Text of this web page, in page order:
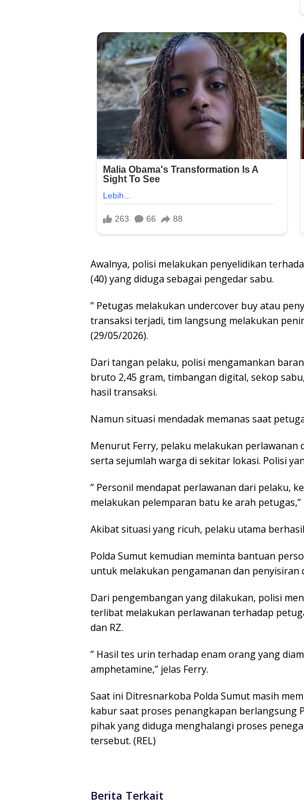
Awalnya, polisi melakukan penyelidikan
(40) yang diduga sebagai pengedar sabu.
” Petugas melakukan undercover buy atau
transaksi terjadi, tim langsung melakukan
(29/05/2026).
Dari tangan pelaku, polisi mengamankan
bruto 2,45 gram, timbangan digital, sekop
hasil transaksi.
Namun situasi mendadak memanas saat
Menurut Ferry, pelaku melakukan
serta sejumlah warga di sekitar lokasi. Polisi
” Personil mendapat perlawanan dari pelaku,
melakukan pelemparan batu ke arah petugas,”
Akibat situasi yang ricuh, pelaku utama
Polda Sumut kemudian meminta bantuan
untuk melakukan pengamanan dan penyisiran
Dari pengembangan yang dilakukan, polisi
terlibat melakukan perlawanan terhadap
dan RZ.
” Hasil tes urin terhadap enam orang yang
amphetamine,” jelas Ferry.
Saat ini Ditresnarkoba Polda Sumut masih
kabur saat proses penangkapan berlangsung
pihak yang diduga menghalangi proses
tersebut. (REL)
Berita Terkait